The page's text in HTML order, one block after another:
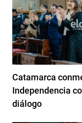
Catamarca
Independencia
diálogo